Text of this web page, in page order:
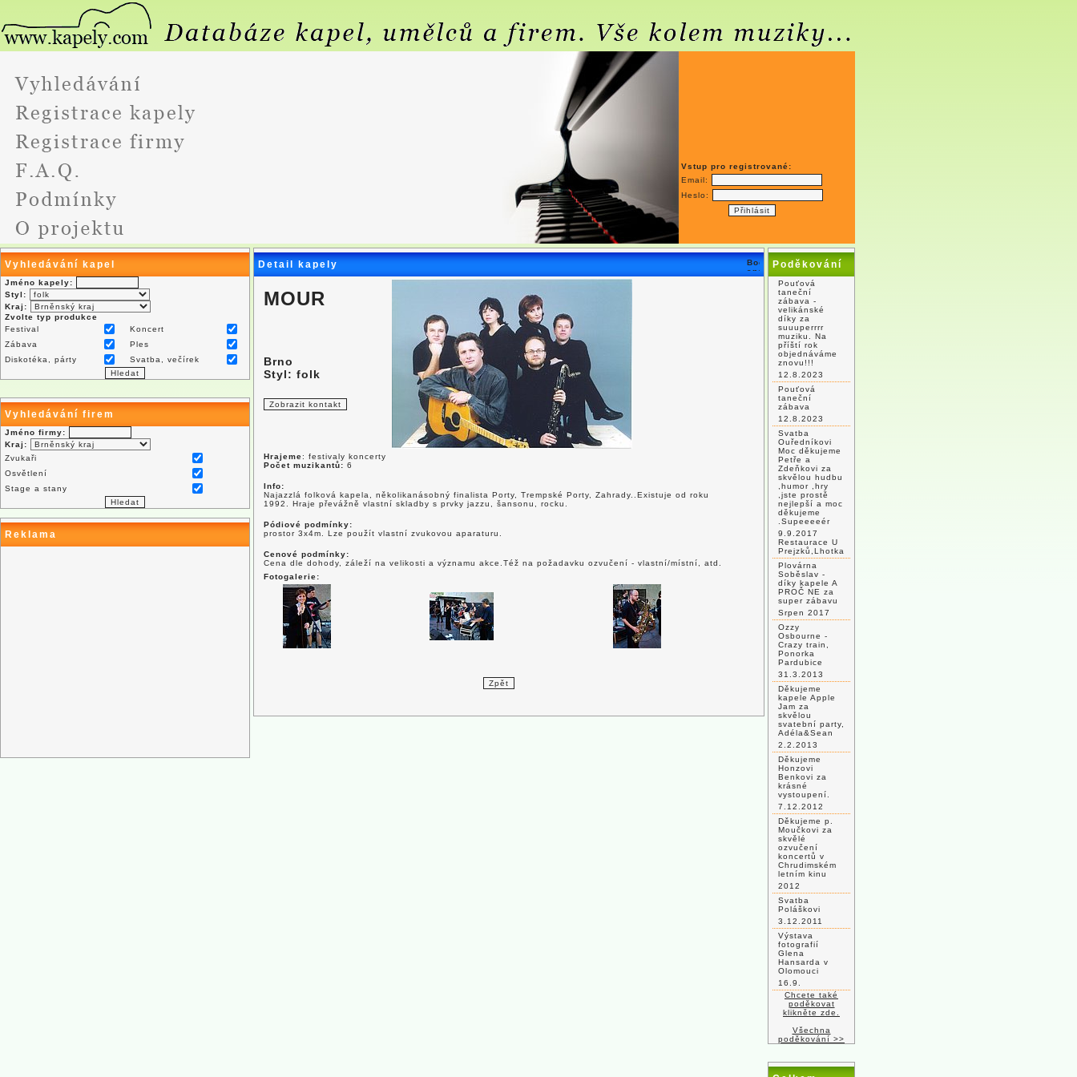
Vstup pro registrované:
Email:
Heslo:
Vyhledávání kapel
Jméno kapely:
Styl:
Kraj:
Zvolte typ produkce
Festival
Koncert
Zábava
Ples
Diskotéka, párty
Svatba, večírek
Vyhledávání firem
Jméno firmy:
Kraj:
Zvukaři
Osvětlení
Stage a stany
Reklama
Detail kapely
MOUR
Brno
Styl: folk
Hrajeme: festivaly koncerty
Počet muzikantů: 6
Info:
Najazzlá folková kapela, několikanásobný finalista Porty, Trempské Porty, Zahrady..Existuje od roku
1992. Hraje převážně vlastní skladby s prvky jazzu, šansonu, rocku.
Pódiové podmínky:
prostor 3x4m. Lze použít vlastní zvukovou aparaturu.
Cenové podmínky:
Cena dle dohody, záleží na velikosti a významu akce.Též na požadavku ozvučení - vlastní/místní, atd.
Fotogalerie:
Poděkování
Pouťová
taneční
zábava -
velikánské
díky za
suuuperrrr
muziku. Na
příští rok
objednáváme
znovu!!!
12.8.2023
Pouťová
taneční
zábava
12.8.2023
Svatba
Ouředníkovi
Moc děkujeme
Petře a
Zdeňkovi za
skvělou hudbu
,humor ,hry
,jste prostě
nejlepší a moc
děkujeme
.Supeeeeér
9.9.2017
Restaurace U
Prejzků,Lhotka
Plovárna
Soběslav -
díky kapele A
PROČ NE za
super zábavu
Srpen 2017
Ozzy
Osbourne -
Crazy train,
Ponorka
Pardubice
31.3.2013
Děkujeme
kapele Apple
Jam za
skvělou
svatební party,
Adéla&Sean
2.2.2013
Děkujeme
Honzovi
Benkovi za
krásné
vystoupení.
7.12.2012
Děkujeme p.
Moučkovi za
skvělé
ozvučení
koncertů v
Chrudimském
letním kinu
2012
Svatba
Poláškovi
3.12.2011
Výstava
fotografií
Glena
Hansarda v
Olomouci
16.9.
Chcete také
poděkovat
klikněte zde.
Všechna
poděkování >>